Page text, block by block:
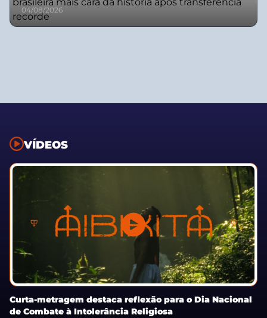
04/08/2026
VÍDEOS
Curta-metragem destaca reflexão para o Dia Nacional
de Combate à Intolerância Religiosa